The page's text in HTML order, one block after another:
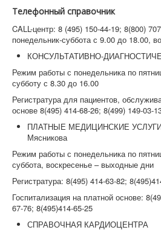
Телефонный справочник
CALL-центр: 8 (495) 150-44-19; 8(800)
понедельник-суббота с 9.00 до 18.00,
КОНСУЛЬТАТИВНО-
Режим работы с понедельника по
субботу с 8.30 до 16.00
Регистратура для пациентов,
основе 8(495) 414-68-26; 8(499) 149-03-
ПЛАТНЫЕ МЕДИЦИНСКИЕ
Мясникова
Режим работы с понедельника по
суббота, воскресенье – выходные дни
Регистратура: 8(495) 414-63-82;
Госпитализация на платной основе:
67-76; 8(495)414-65-25
СПРАВОЧНАЯ КАРДИОЦЕНТРА